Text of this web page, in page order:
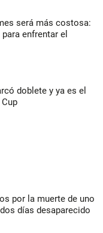
será más costosa:
enfrentar el
doblete y ya es el
por la muerte de uno
días desaparecido